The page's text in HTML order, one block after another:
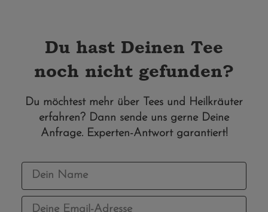
Du hast Deinen Tee
noch nicht gefunden?
Du möchtest mehr über Tees und Heilkräuter
erfahren? Dann sende uns gerne Deine
Anfrage. Experten-Antwort garantiert!